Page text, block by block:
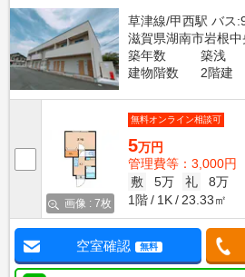
草津線/甲西駅 バス
滋賀県湖南市岩根中
築年数
築浅
建物階数
2階建
画像 : 7枚
無料オンライン相談可
5万円
管理費等：3,000円
敷
5万 礼
8万
1階
1K 23.33㎡
空室確認 無料